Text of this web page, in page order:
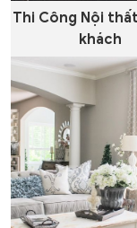
Thi Công Nội
khách